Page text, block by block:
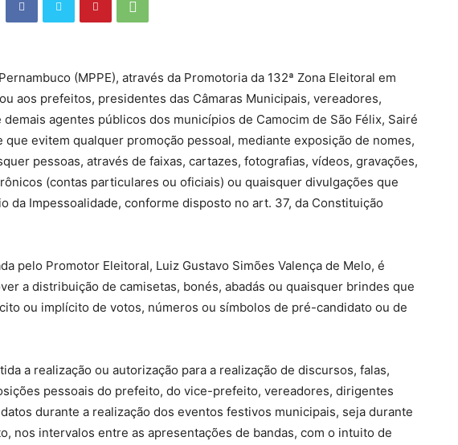
(MPPE), através da Promotoria da 132ª Zona Eleitoral em
aos prefeitos, presidentes das Câmaras Municipais, vereadores,
agentes públicos dos municípios de Camocim de São Félix, Sairé
que evitem qualquer promoção pessoal, mediante exposição de nomes,
pessoas, através de faixas, cartazes, fotografias, vídeos, gravações,
(contas particulares ou oficiais) ou quaisquer divulgações que
da Impessoalidade, conforme disposto no art. 37, da Constituição
pelo Promotor Eleitoral, Luiz Gustavo Simões Valença de Melo, é
a distribuição de camisetas, bonés, abadás ou quaisquer brindes que
ou implícito de votos, números ou símbolos de pré-candidato ou de
a realização ou autorização para a realização de discursos, falas,
pessoais do prefeito, do vice-prefeito, vereadores, dirigentes
durante a realização dos eventos festivos municipais, seja durante
nos intervalos entre as apresentações de bandas, com o intuito de